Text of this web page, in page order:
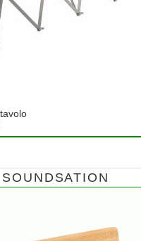
SOUNDSATION